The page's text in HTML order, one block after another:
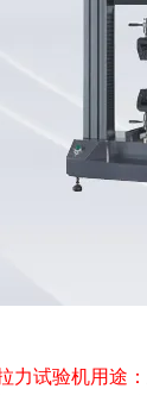
力试验机用途：